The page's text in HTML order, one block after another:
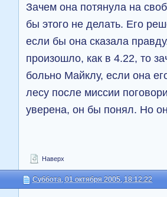
Зачем она потянула на
бы этого не делать. Его
если бы она сказала
произошло, как в 4.22, то
больно Майклу, если она
лесу после миссии
уверена, он бы понял. Но
Наверх
Суббота, 01 октября 2005, 18:12:22